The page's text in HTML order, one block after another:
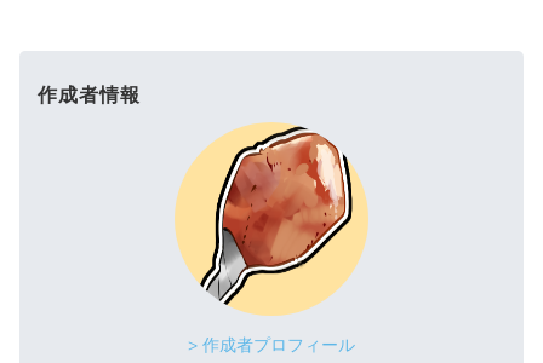
作成者情報
> 作成者プロフィール